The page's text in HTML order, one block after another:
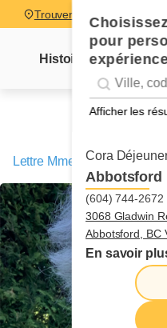
pour
Afficher les
Cora
Abbotsford
(604) 744-2672
3068 Gladwin
Abbotsford, BC
En savoir
Trouver un restaurant
Histoire Lettre
Lettre Mme Cora/ La